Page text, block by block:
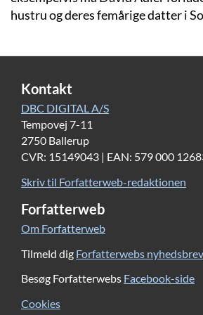
hustru og deres femårige datter i
Kontakt
DBC DIGITAL A/S
Tempovej 7-11
2750 Ballerup
CVR: 15149043 | EAN: 579 000
Skriv til Forfatterweb-redaktionen
Forfatterweb
Om Forfatterweb
Tilmeld dig Forfatterwebs nyhedsbrev
Besøg Forfatterwebs Facebook-side
Cookies